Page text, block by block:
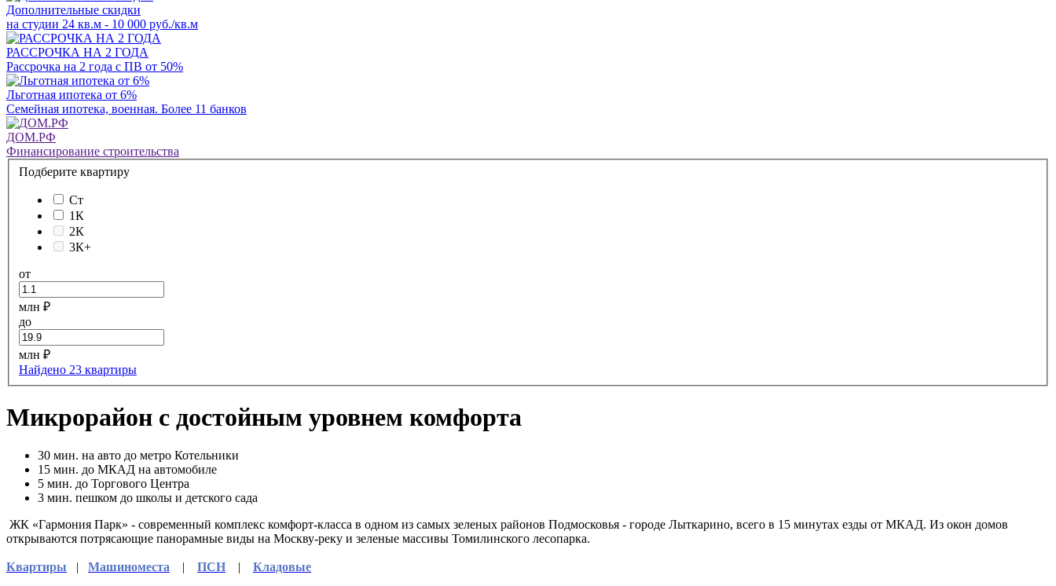
Дополнительные скидки
на студии 24 кв.м - 10 000 руб./кв.м
РАССРОЧКА НА 2 ГОДА
Рассрочка на 2 года с ПВ от 50%
Льготная ипотека от 6%
Семейная ипотека, военная. Более 11 банков
ДОМ.РФ
Финансирование строительства
Подберите квартиру
Ст
1К
2К
3К+
от
млн ₽
до
млн ₽
Найдено 23 квартиры
Микрорайон с достойным уровнем комфорта
30 мин. на авто до метро Котельники
15 мин. до МКАД на автомобиле
5 мин. до Торгового Центра
3 мин. пешком до школы и детского сада
ЖК «Гармония Парк» - современный комплекс комфорт-класса в одном из самых зеленых районов Подмосковья - городе Лыткарино, всего в 15 минутах езды от МКАД. Из окон домов
открываются потрясающие панорамные виды на Москву-реку и зеленые массивы Томилинского лесопарка.
Квартиры Машиноместа ПСН
Кладовые